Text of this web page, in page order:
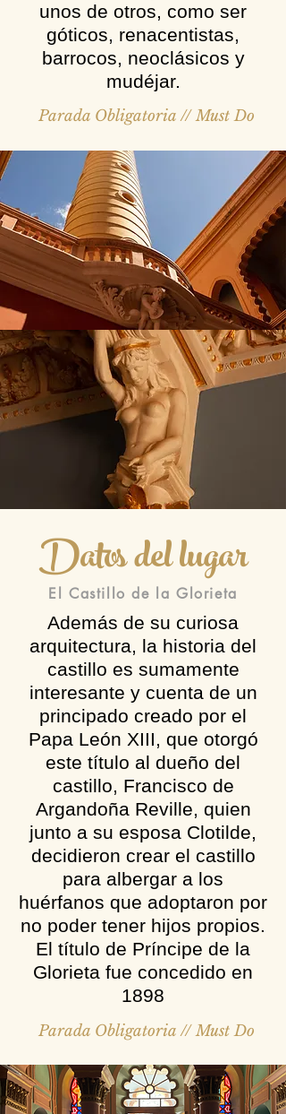
unos de otros, como ser
góticos, renacentistas,
barrocos, neoclásicos y
mudéjar.
Parada Obligatoria // Must Do
Datos del lugar
El Castillo de la Glorieta
Además de su curiosa
arquitectura, la historia del
castillo es sumamente
interesante y cuenta de un
principado creado por el
Papa León XIII, que otorgó
este título al dueño del
castillo, Francisco de
Argandoña Reville, quien
junto a su esposa Clotilde,
decidieron crear el castillo
para albergar a los
huérfanos que adoptaron por
no poder tener hijos propios.
El título de Príncipe de la
Glorieta fue concedido en
1898
Parada Obligatoria // Must Do